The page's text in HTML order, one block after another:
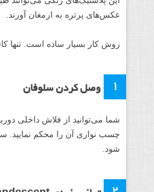
عکس‌های پرتره به ارمغان آورند.
روش کار بسیار ساده است. تنها
۱ وصل کردن سلوفان